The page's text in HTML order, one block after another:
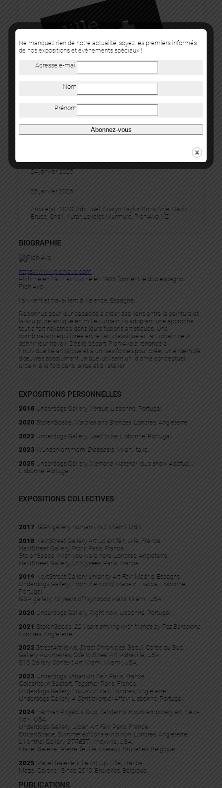
24 janvier 2025
26 janvier 2025
Artiste(s) : 1010, Add Fuel , Austyn Taylor, Boris Anje, David
Bruce, Gris1 , Kurar, Levalet, Murmure, PichiAvo YZ
BIOGRAPHIE
https://www.pichiavo.com
Pichi né en 1977 et Avo né en 1985 forment le duo espagnol
PichiAvo
Ils vivent et travaillent à Valence, Espagne.
Reconnus pour leur capacité à créer des liens entre la peinture et
la sculpture antique en milieu urbain, ils adoptent une approche
tout à fait novatrice dans leurs fusions artistiques. Une
combinaison équilibrée entre l’art classique et l’art urbain peut
définir leur travail. Dès le départ, PichiAvo a renoncé à
l’individualité artistique et a uni ses forces pour créer un ensemble
d’œuvres absolument unique, utilisant un idiome conceptuel
urbain, à la fois dans la rue et à l’atelier.
EXPOSITIONS PERSONNELLES
2018 Underdogs Gallery, Versus, Lisbonne, Portugal.
2020 StolenSpace, Marbles and Bronzes , Londres, Angleterre.
2022 Underdogs Gallery, Used to be , Lisbonne, Portugal.
2023 Wunderkammern, Diaspasis , Milan, Italie.
2025 Underdogs Gallery, Memoria Material (duo show Addfuel)
Lisbonne, Portugal.
EXPOSITIONS COLLECTIVES
2017 GGA gallery, humanKIND, Miami, USA.
2018 NextStreet Gallery, Art Up art fair, Lille, France.
NextStreet Gallery, Front , Paris, France.
StolenSpace, Wish you were here, Londres, Angleterre.
NextStreet Gallery, Art Elysées , Paris, France.
2019 NextStreet Gallery, Urvanity Art Fair, Madrid, Espagne.
Underdogs Gallery From the world, Made in Lisboa, Lisbonne,
Portugal.
GGA gallery, 10 years of Wyndood walls, Miami, USA.
2020 Underdogs Gallery, Right now, Lisbonne, Portugal.
2021 StolenSpace, 22 Years smiling with friends by Pez Barcelona
Londres, Angleterre.
2022 StreetArtNews, Street Chronicles , Seoul, Corée du Sud.
Gallery Auximenes, Ode to Street Art , Asheville, USA.
S16 Gallery, Context Art Miami, Miami, USA.
2023 Underdogs, Urban Art Fair, Paris, France.
Goldshteyn Saatort, Together, Paris, France.
Underdogs Gallery Focus Art Fair, Londres, Angleterre.
Underdogs Gallery, A Controversial Affair, Lisbonne, Portugal.
2024 Harman Projects, Duo: Tandems in contemporary art, New-
York, USA.
Underdogs Gallery Urban Art Fair, Paris, France.
StotenSpace, Summer editions exhibition , Londres, Angleterre.
Lilienthal Gallery, STREET , Knoxville, USA.
Mazel Galerie, Pierre, feuille, ciseaux, Bruxelles, Belgique.
2025 Mazel Galerie, Lille Art Up, Lille, France.
Mazel Galerie, Since 2010, Bruxelles, Belgique.
PUBLICATIONS
Ne manquez rien de notre actualité, soyez les premiers informés
de nos expositions et événements spéciaux !
Adresse e-mail
Nom
Prénom
Abonnez-vous